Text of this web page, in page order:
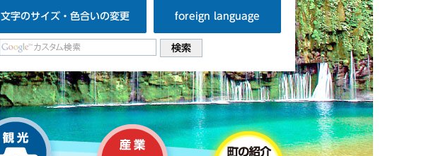
文字のサイズ・色合いの変更 foreign language